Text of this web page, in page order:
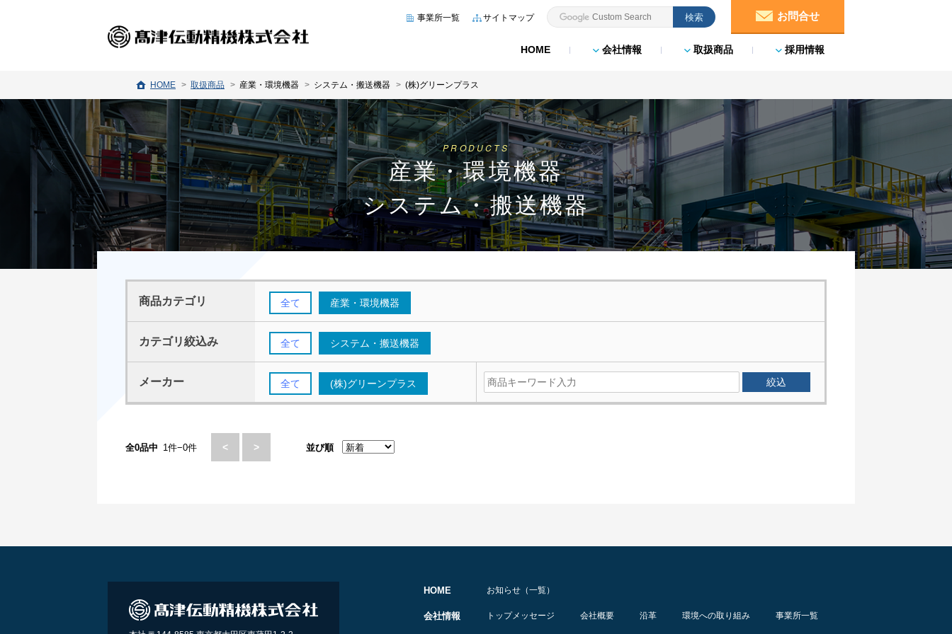
HOME 会社情報 取扱商品 採用情報
事業所一覧 サイトマップ お問合せ
HOME 取扱商品 産業・環境機器 システム・搬送機器 (株)グリーンプラス
PRODUCTS
産業・環境機器
システム・搬送機器
商品カテゴリ 全て 産業・環境機器
カテゴリ絞込み 全て システム・搬送機器
メーカー 全て (株)グリーンプラス
全0品中 1件−0件 < > 並び順
HOME お知らせ（一覧）
会社情報 トップメッセージ 会社概要 沿革 環境への取り組み 事業所一覧